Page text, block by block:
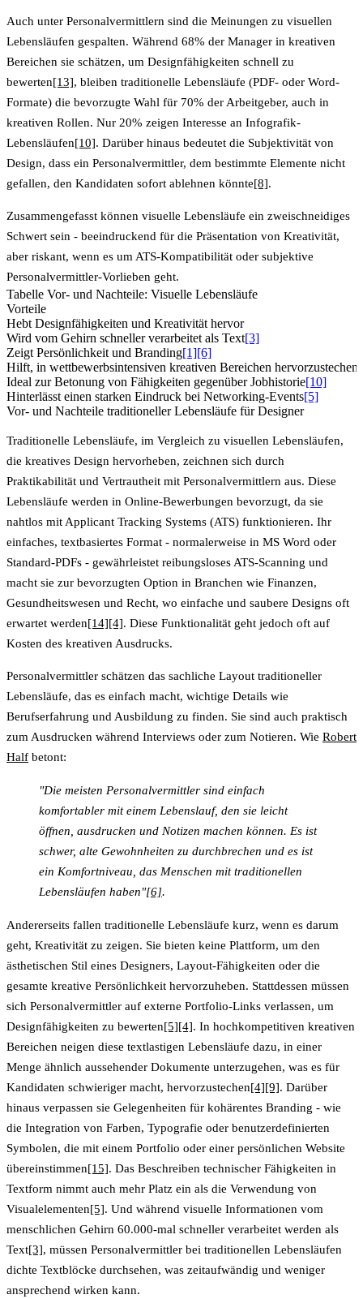
Auch unter Personalvermittlern sind die Meinungen zu visuellen
Lebensläufen gespalten. Während 68% der Manager in kreativen
Bereichen sie schätzen, um Designfähigkeiten schnell zu
bewerten[13], bleiben traditionelle Lebensläufe (PDF- oder Word-
Formate) die bevorzugte Wahl für 70% der Arbeitgeber, auch in
kreativen Rollen. Nur 20% zeigen Interesse an Infografik-
Lebensläufen[10]. Darüber hinaus bedeutet die Subjektivität von
Design, dass ein Personalvermittler, dem bestimmte Elemente nicht
gefallen, den Kandidaten sofort ablehnen könnte[8].
Zusammengefasst können visuelle Lebensläufe ein zweischneidiges
Schwert sein - beeindruckend für die Präsentation von Kreativität,
aber riskant, wenn es um ATS-Kompatibilität oder subjektive
Personalvermittler-Vorlieben geht.
Tabelle Vor- und Nachteile: Visuelle Lebensläufe
Vorteile
Hebt Designfähigkeiten und Kreativität hervor
Wird vom Gehirn schneller verarbeitet als Text[3]
Zeigt Persönlichkeit und Branding[1][6]
Hilft, in wettbewerbsintensiven kreativen Bereichen hervorzustechen
Ideal zur Betonung von Fähigkeiten gegenüber Jobhistorie[10]
Hinterlässt einen starken Eindruck bei Networking-Events[5]
Vor- und Nachteile traditioneller Lebensläufe für Designer
Traditionelle Lebensläufe, im Vergleich zu visuellen Lebensläufen,
die kreatives Design hervorheben, zeichnen sich durch
Praktikabilität und Vertrautheit mit Personalvermittlern aus. Diese
Lebensläufe werden in Online-Bewerbungen bevorzugt, da sie
nahtlos mit Applicant Tracking Systems (ATS) funktionieren. Ihr
einfaches, textbasiertes Format - normalerweise in MS Word oder
Standard-PDFs - gewährleistet reibungsloses ATS-Scanning und
macht sie zur bevorzugten Option in Branchen wie Finanzen,
Gesundheitswesen und Recht, wo einfache und saubere Designs oft
erwartet werden[14][4]. Diese Funktionalität geht jedoch oft auf
Kosten des kreativen Ausdrucks.
Personalvermittler schätzen das sachliche Layout traditioneller
Lebensläufe, das es einfach macht, wichtige Details wie
Berufserfahrung und Ausbildung zu finden. Sie sind auch praktisch
zum Ausdrucken während Interviews oder zum Notieren. Wie Robert
Half betont:
"Die meisten Personalvermittler sind einfach
komfortabler mit einem Lebenslauf, den sie leicht
öffnen, ausdrucken und Notizen machen können. Es ist
schwer, alte Gewohnheiten zu durchbrechen und es ist
ein Komfortniveau, das Menschen mit traditionellen
Lebensläufen haben"[6].
Andererseits fallen traditionelle Lebensläufe kurz, wenn es darum
geht, Kreativität zu zeigen. Sie bieten keine Plattform, um den
ästhetischen Stil eines Designers, Layout-Fähigkeiten oder die
gesamte kreative Persönlichkeit hervorzuheben. Stattdessen müssen
sich Personalvermittler auf externe Portfolio-Links verlassen, um
Designfähigkeiten zu bewerten[5][4]. In hochkompetitiven kreativen
Bereichen neigen diese textlastigen Lebensläufe dazu, in einer
Menge ähnlich aussehender Dokumente unterzugehen, was es für
Kandidaten schwieriger macht, hervorzustechen[4][9]. Darüber
hinaus verpassen sie Gelegenheiten für kohärentes Branding - wie
die Integration von Farben, Typografie oder benutzerdefinierten
Symbolen, die mit einem Portfolio oder einer persönlichen Website
übereinstimmen[15]. Das Beschreiben technischer Fähigkeiten in
Textform nimmt auch mehr Platz ein als die Verwendung von
Visualelementen[5]. Und während visuelle Informationen vom
menschlichen Gehirn 60.000-mal schneller verarbeitet werden als
Text[3], müssen Personalvermittler bei traditionellen Lebensläufen
dichte Textblöcke durchsehen, was zeitaufwändig und weniger
ansprechend wirken kann.